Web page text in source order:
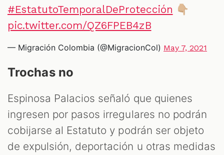
#EstatutoTemporalDeProtección 👇🏼
pic.twitter.com/QZ6FPEB4zB
— Migración Colombia (@MigracionCol) May 7, 2021
Trochas no
Espinosa Palacios señaló que quienes
ingresen por pasos irregulares no podrán
cobijarse al Estatuto y podrán ser objeto
de expulsión, deportación u otras medidas